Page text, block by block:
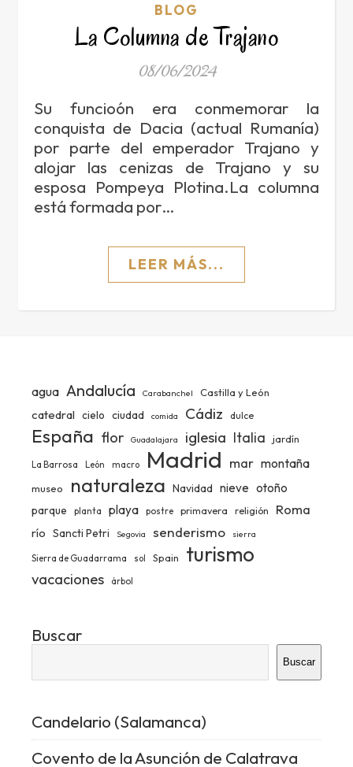
BLOG
La Columna de Trajano
08/06/2024
Su funcioón era conmemorar la
conquista de Dacia (actual Rumanía)
por parte del emperador Trajano y
alojar las cenizas de Trajano y su
esposa Pompeya Plotina.La columna
está formada por…
LEER MÁS...
agua Andalucía Carabanchel Castilla y León
catedral cielo ciudad comida Cádiz dulce
España flor Guadalajara iglesia Italia jardín
La Barrosa León macro Madrid mar montaña
museo naturaleza Navidad nieve otoño
parque planta playa postre primavera religión Roma
río Sancti Petri Segovia senderismo sierra
Sierra de Guadarrama sol Spain turismo
vacaciones árbol
Buscar
Buscar
Candelario (Salamanca)
Covento de la Asunción de Calatrava